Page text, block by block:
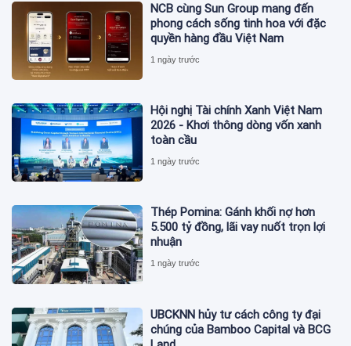
NCB cùng Sun Group mang đến
phong cách sống tinh hoa với đặc
quyền hàng đầu Việt Nam
1 ngày trước
Hội nghị Tài chính Xanh Việt Nam
2026 - Khơi thông dòng vốn xanh
toàn cầu
1 ngày trước
Thép Pomina: Gánh khối nợ hơn
5.500 tỷ đồng, lãi vay nuốt trọn lợi
nhuận
1 ngày trước
UBCKNN hủy tư cách công ty đại
chúng của Bamboo Capital và BCG